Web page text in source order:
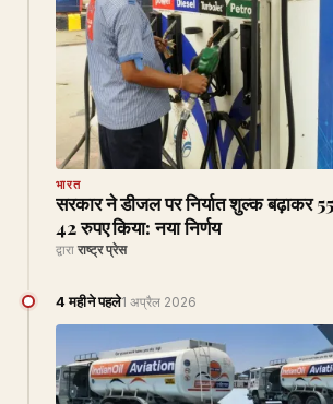
भारत
सरकार ने डीजल पर निर्यात शुल्क बढ़ाकर
42 रुपए किया: नया निर्णय
द्वारा राष्ट्र प्रेस
4 महीने पहले1 अप्रैल 2026